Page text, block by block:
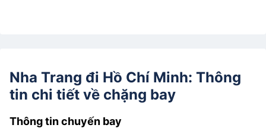
Nha Trang đi Hồ Chí Minh: Thông
tin chi tiết về chặng bay
Thông tin chuyến bay